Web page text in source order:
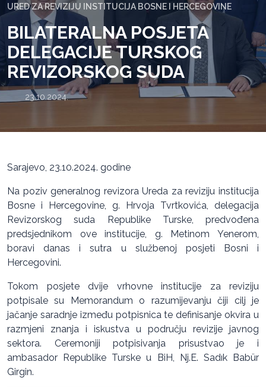
URED ZA REVIZIJU INSTITUCIJA BOSNE I HERCEGOVINE
BILATERALNA POSJETA
DELEGACIJE TURSKOG
REVIZORSKOG SUDA
23.10.2024.
Sarajevo, 23.10.2024. godine
Na poziv generalnog revizora Ureda za reviziju institucija
Bosne i Hercegovine, g. Hrvoja Tvrtkovića, delegacija
Revizorskog suda Republike Turske, predvođena
predsjednikom ove institucije, g. Metinom Yenerom,
boravi danas i sutra u službenoj posjeti Bosni i
Hercegovini.
Tokom posjete dvije vrhovne institucije za reviziju
potpisale su Memorandum o razumijevanju čiji cilj je
jačanje saradnje između potpisnica te definisanje okvira u
razmjeni znanja i iskustva u području revizije javnog
sektora. Ceremoniji potpisivanja prisustvao je i
ambasador Republike Turske u BiH, Nj.E. Sadık Babür
Girgin.